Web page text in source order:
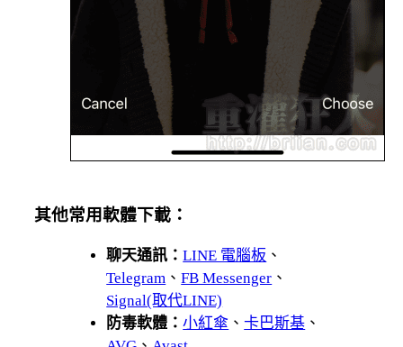
其他常用軟體下載：
聊天通訊：LINE 電腦板 、
Telegram 、FB Messenger 、
Signal(取代LINE)
防毒軟體：小紅傘 、卡巴斯基 、